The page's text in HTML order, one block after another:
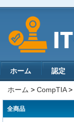
ホーム 認定
ホーム > CompTIA>
全商品